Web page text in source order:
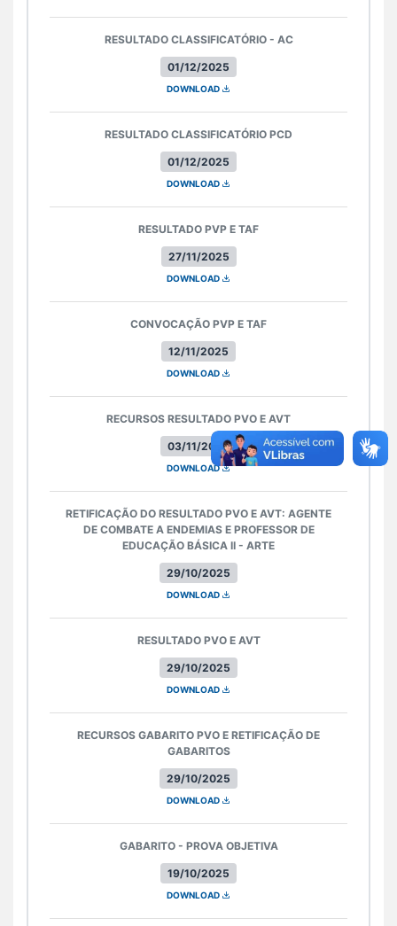
01/12/2025
RESULTADO CLASSIFICATÓRIO - AC
DOWNLOAD
01/12/2025
RESULTADO CLASSIFICATÓRIO PCD
DOWNLOAD
27/11/2025
RESULTADO PVP E TAF
DOWNLOAD
12/11/2025
CONVOCAÇÃO PVP E TAF
DOWNLOAD
03/11/2025
RECURSOS RESULTADO PVO E AVT
DOWNLOAD
29/10/2025
RETIFICAÇÃO DO RESULTADO PVO E AVT: AGENTE
DE COMBATE A ENDEMIAS E PROFESSOR DE
EDUCAÇÃO BÁSICA II - ARTE
DOWNLOAD
29/10/2025
RESULTADO PVO E AVT
DOWNLOAD
29/10/2025
RECURSOS GABARITO PVO E RETIFICAÇÃO DE
GABARITOS
DOWNLOAD
19/10/2025
GABARITO - PROVA OBJETIVA
DOWNLOAD